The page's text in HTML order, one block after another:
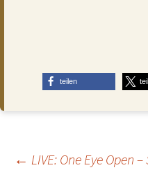
teilen
← LIVE: One Eye Open